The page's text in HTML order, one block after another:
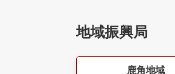
地域振興局
鹿角地域